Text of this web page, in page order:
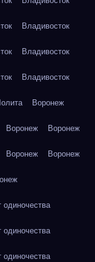
Владивосток
Владивосток
Владивосток
Воронеж
Воронеж Воронеж
Воронеж Воронеж